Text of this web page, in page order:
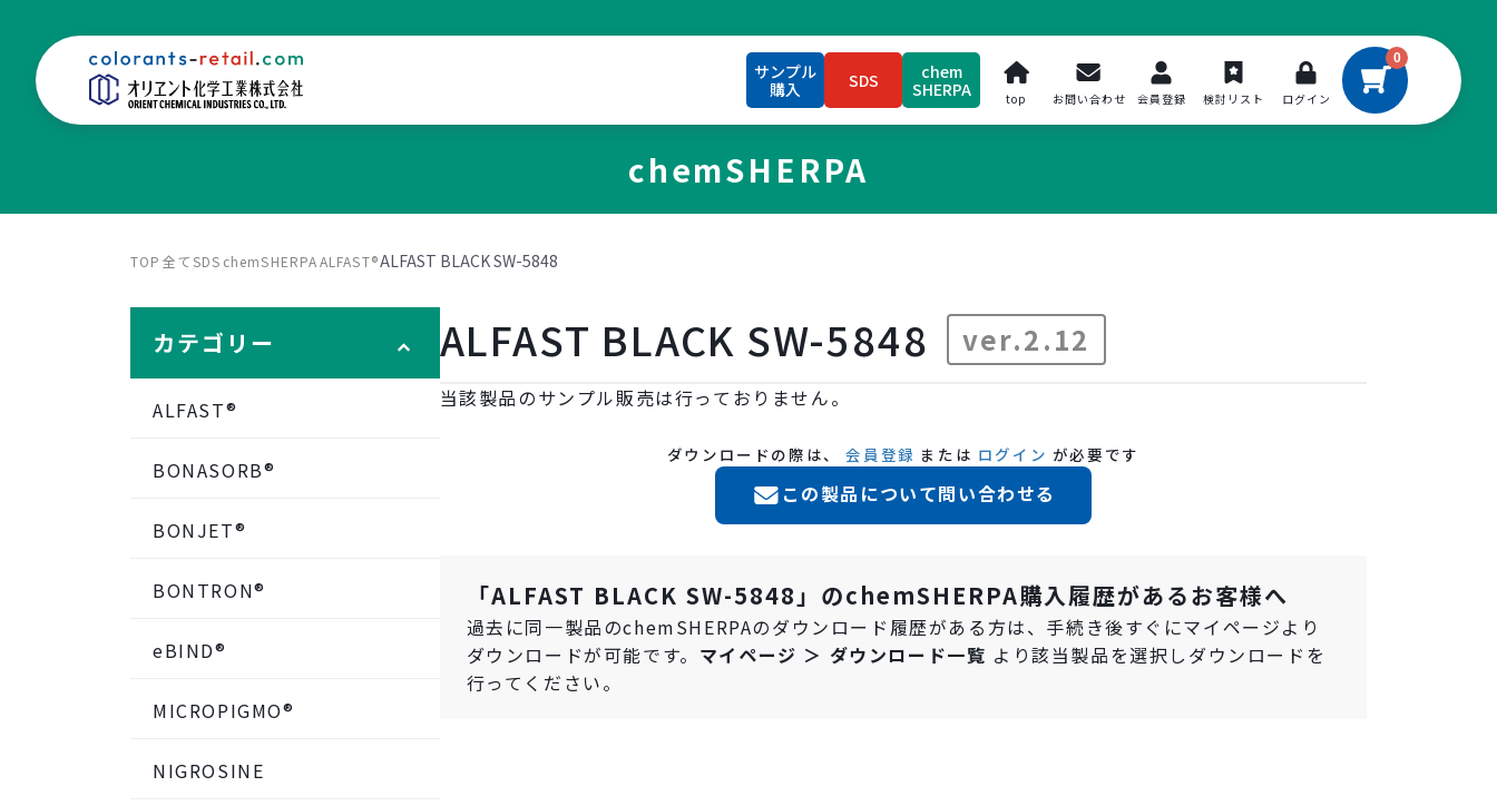
サンプル
購入
SDS
chem
SHERPA
top お問い合わせ 会員登録 検討リスト ログイン
0
chemSHERPA
TOP 全てSDS chemSHERPAALFAST®ALFAST BLACK SW-5848
カテゴリー
ALFAST®
BONASORB®
BONJET®
BONTRON®
eBIND®
MICROPIGMO®
NIGROSINE
ALFAST BLACK SW-5848 ver.2.12
当該製品のサンプル販売は行っておりません。
ダウンロードの際は、会員登録 または ログイン が必要です
この製品について問い合わせる
「ALFAST BLACK SW-5848」のchemSHERPA購入履歴があるお客様へ
過去に同一製品のchemSHERPAのダウンロード履歴がある方は、手続き後すぐにマイページより
ダウンロードが可能です。 マイページ ＞ ダウンロード一覧 より該当製品を選択しダウンロードを
行ってください。